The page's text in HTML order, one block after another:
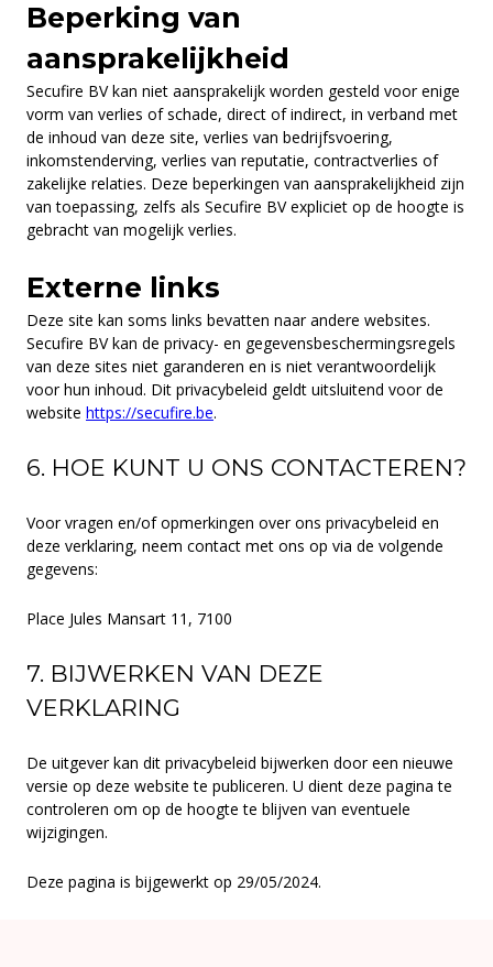
Beperking van
aansprakelijkheid
Secufire BV kan niet aansprakelijk worden gesteld voor enige
vorm van verlies of schade, direct of indirect, in verband met
de inhoud van deze site, verlies van bedrijfsvoering,
inkomstenderving, verlies van reputatie, contractverlies of
zakelijke relaties. Deze beperkingen van aansprakelijkheid zijn
van toepassing, zelfs als Secufire BV expliciet op de hoogte is
gebracht van mogelijk verlies.
Externe links
Deze site kan soms links bevatten naar andere websites.
Secufire BV kan de privacy- en gegevensbeschermingsregels
van deze sites niet garanderen en is niet verantwoordelijk
voor hun inhoud. Dit privacybeleid geldt uitsluitend voor de
website https://secufire.be.
6. HOE KUNT U ONS CONTACTEREN?
Voor vragen en/of opmerkingen over ons privacybeleid en
deze verklaring, neem contact met ons op via de volgende
gegevens:
Place Jules Mansart 11, 7100
7. BIJWERKEN VAN DEZE
VERKLARING
De uitgever kan dit privacybeleid bijwerken door een nieuwe
versie op deze website te publiceren. U dient deze pagina te
controleren om op de hoogte te blijven van eventuele
wijzigingen.
Deze pagina is bijgewerkt op 29/05/2024.